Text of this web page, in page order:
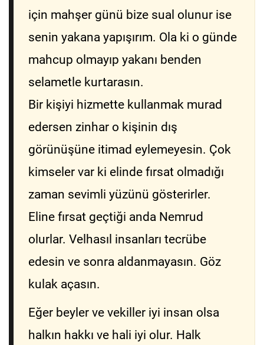
için mahşer günü bize sual olunur ise
senin yakana yapışırım. Ola ki o günde
mahcup olmayıp yakanı benden
selametle kurtarasın.
Bir kişiyi hizmette kullanmak murad
edersen zinhar o kişinin dış
görünüşüne itimad eylemeyesin. Çok
kimseler var ki elinde fırsat olmadığı
zaman sevimli yüzünü gösterirler.
Eline fırsat geçtiği anda Nemrud
olurlar. Velhasıl insanları tecrübe
edesin ve sonra aldanmayasın. Göz
kulak açasın.
Eğer beyler ve vekiller iyi insan olsa
halkın hakkı ve hali iyi olur. Halk